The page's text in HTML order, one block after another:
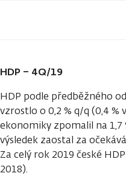
HDP – 4Q/19
HDP podle předběžného
vzrostlo o 0,2 % q/q (0,4 %
ekonomiky zpomalil na 1,7
výsledek zaostal za
Za celý rok 2019 české
2018).